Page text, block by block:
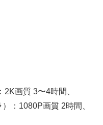
画質 3〜4時間、
：1080P画質 2時間、